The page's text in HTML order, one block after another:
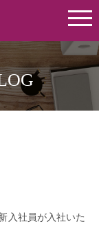
Menu
入社員が入社いた